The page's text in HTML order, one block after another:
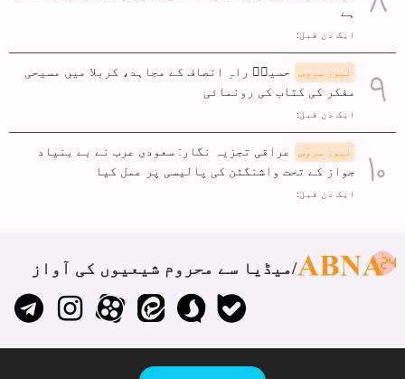
ہے
ایک دن قبل:
نیوز سروس
حسینؑ راہِ انصاف کے مجاہد، کربلا میں مسیحی
مفکر کی کتاب کی رونمائی
ایک دن قبل:
نیوز سروس
عراقی تجزیہ نگار: سعودی عرب نے بے بنیاد
جواز کے تحت واشنگٹن کی پالیسی پر عمل کیا
ایک دن قبل:
میڈیا سے محروم شیعیوں کی آواز